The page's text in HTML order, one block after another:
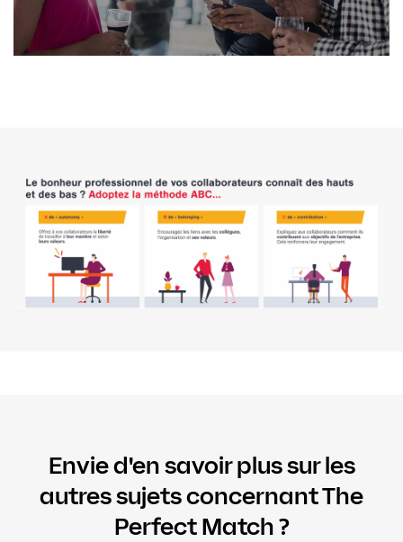
Envie d'en savoir plus sur les
autres sujets concernant The
Perfect Match ?